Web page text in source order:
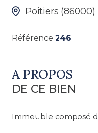
Poitiers (86000)
Référence 246
A PROPOS
DE CE BIEN
Immeuble composé